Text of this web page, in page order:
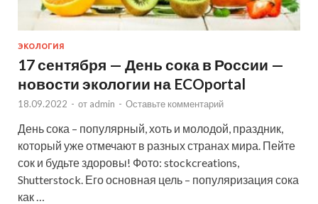
ЭКОЛОГИЯ
17 сентября — День сока в России —
новости экологии на ECOportal
18.09.2022 - от admin - Оставьте комментарий
День сока – популярный, хоть и молодой, праздник,
который уже отмечают в разных странах мира. Пейте
сок и будьте здоровы! Фото: stockcreations,
Shutterstock. Его основная цель – популяризация сока
как …